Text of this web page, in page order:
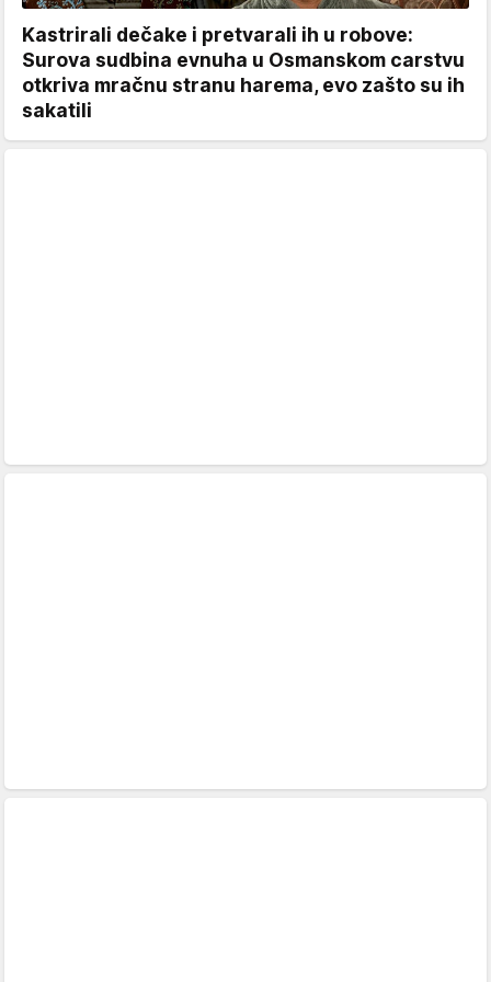
Kastrirali dečake i pretvarali ih u robove:
Surova sudbina evnuha u Osmanskom carstvu
otkriva mračnu stranu harema, evo zašto su ih
sakatili